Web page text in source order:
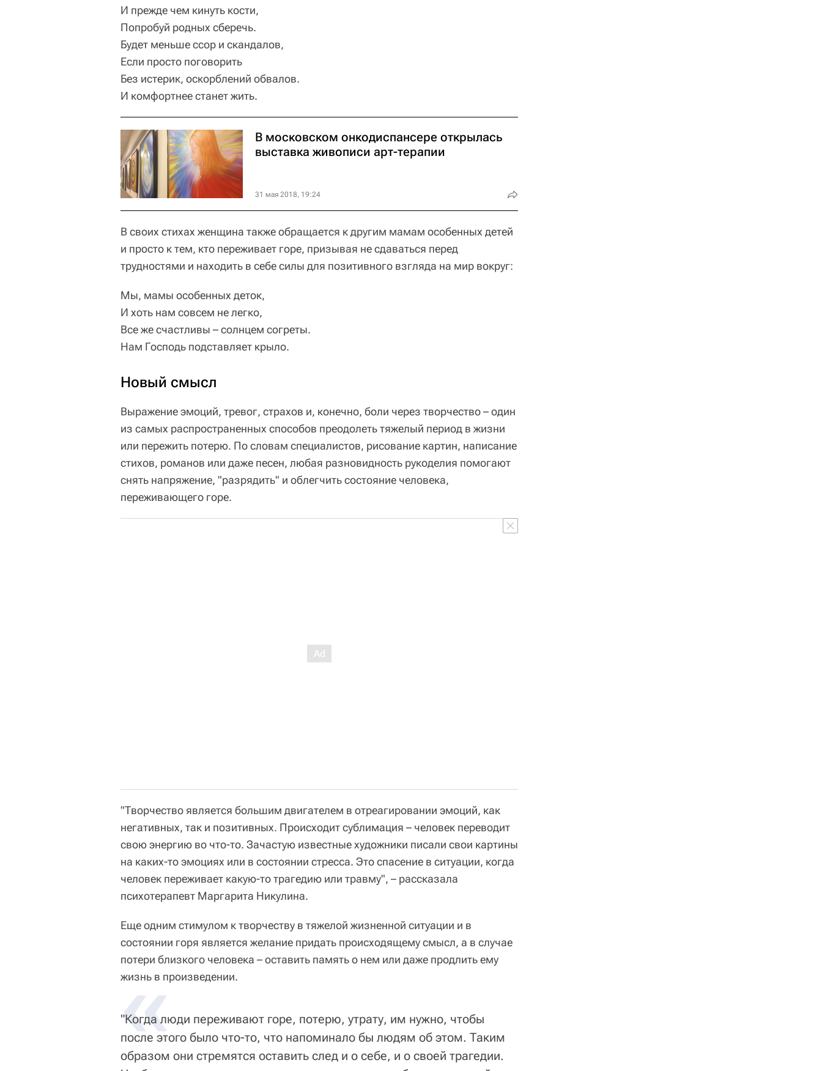
И прежде чем кинуть кости,
Попробуй родных сберечь.
Будет меньше ссор и скандалов,
Если просто поговорить
Без истерик, оскорблений обвалов.
И комфортнее станет жить.
В московском онкодиспансере открылась
выставка живописи арт-терапии
31 мая 2018, 19:24
В своих стихах женщина также обращается к другим мамам особенных детей
и просто к тем, кто переживает горе, призывая не сдаваться перед
трудностями и находить в себе силы для позитивного взгляда на мир вокруг:
Мы, мамы особенных деток,
И хоть нам совсем не легко,
Все же счастливы – солнцем согреты.
Нам Господь подставляет крыло.
Новый смысл
Выражение эмоций, тревог, страхов и, конечно, боли через творчество – один
из самых распространенных способов преодолеть тяжелый период в жизни
или пережить потерю. По словам специалистов, рисование картин, написание
стихов, романов или даже песен, любая разновидность рукоделия помогают
снять напряжение, "разрядить" и облегчить состояние человека,
переживающего горе.
"Творчество является большим двигателем в отреагировании эмоций, как
негативных, так и позитивных. Происходит сублимация – человек переводит
свою энергию во что-то. Зачастую известные художники писали свои картины
на каких-то эмоциях или в состоянии стресса. Это спасение в ситуации, когда
человек переживает какую-то трагедию или травму", – рассказала
психотерапевт Маргарита Никулина.
Еще одним стимулом к творчеству в тяжелой жизненной ситуации и в
состоянии горя является желание придать происходящему смысл, а в случае
потери близкого человека – оставить память о нем или даже продлить ему
жизнь в произведении.
«
"Когда люди переживают горе, потерю, утрату, им нужно, чтобы
после этого было что-то, что напоминало бы людям об этом. Таким
образом они стремятся оставить след и о себе, и о своей трагедии.